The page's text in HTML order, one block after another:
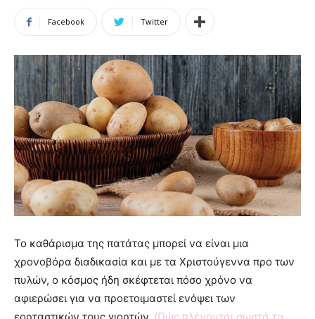
Facebook Twitter
Το καθάρισμα της πατάτας μπορεί να είναι μια
χρονοβόρα διαδικασία και με τα Χριστούγεννα προ των
πυλών, ο κόσμος ήδη σκέφτεται πόσο χρόνο να
αφιερώσει για να προετοιμαστεί ενόψει των